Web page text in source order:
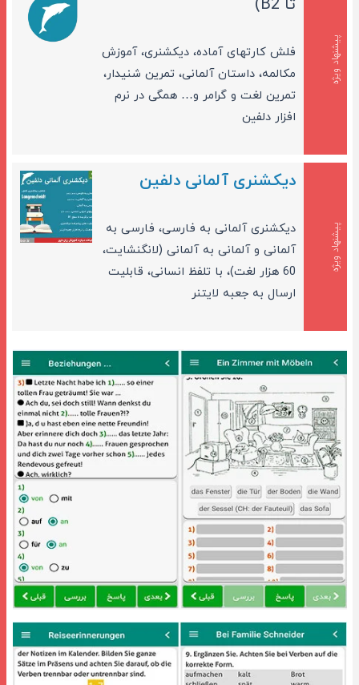
پیشنهاد ویژه
تا B2)
فلش کارتهای آماده، دیکشنری، آموزش
مکالمه، داستان آلمانی، تمرین شنیدار،
تمرین لغت و گرامر و… همگی در نرم
افزار دلفین
پیشنهاد ویژه
دیکشنری آلمانی دلفین
دیکشنری آلمانی به فارسی، فارسی به
آلمانی و آلمانی به آلمانی (لانگنشایت،
60 هزار لغت)، با تلفظ انسانی، قابلیت
ارسال به جعبه لایتنر